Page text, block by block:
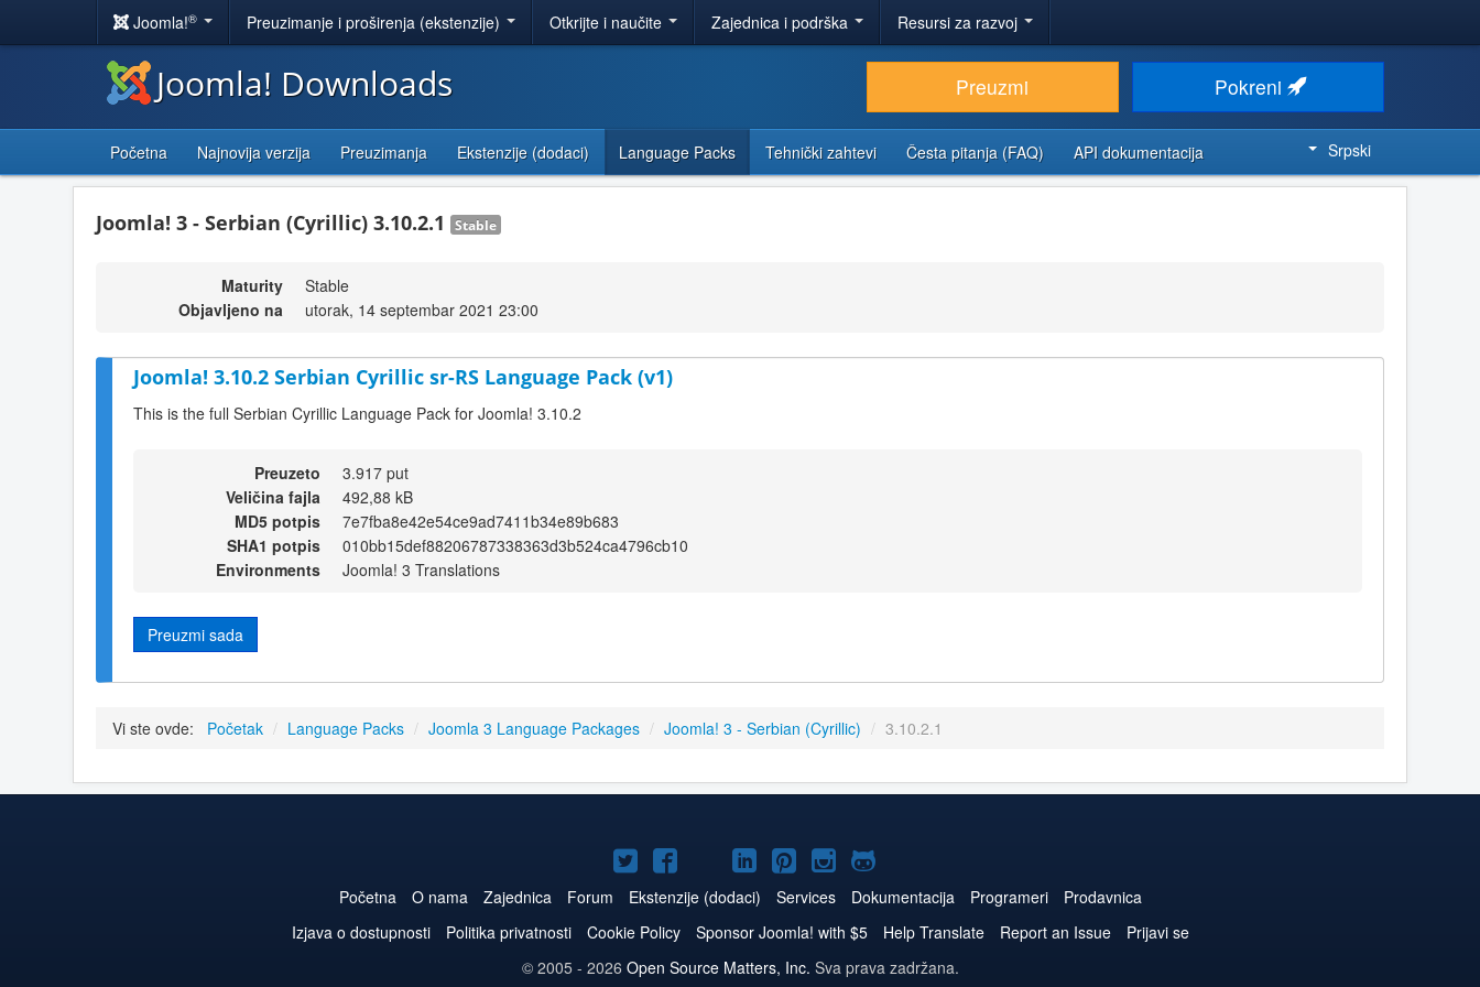
Joomla!® Preuzimanje i proširenja (ekstenzije) Otkrijte i naučite Zajednica i podrška Resursi za razvoj
Joomla! Downloads Preuzmi Pokreni
Početna Najnovija verzija Preuzimanja Ekstenzije (dodaci) Language Packs Tehnički zahtevi Česta pitanja (FAQ) API dokumentacija Srpski
Joomla! 3 - Serbian (Cyrillic) 3.10.2.1 Stable
Maturity
Stable
Objavljeno na
utorak, 14 septembar 2021 23:00
Joomla! 3.10.2 Serbian Cyrillic sr-RS Language Pack (v1)
This is the full Serbian Cyrillic Language Pack for Joomla! 3.10.2
Preuzeto
3.917 put
Veličina fajla
492,88 kB
MD5 potpis
7e7fba8e42e54ce9ad7411b34e89b683
SHA1 potpis
010bb15def88206787338363d3b524ca4796cb10
Environments
Joomla! 3 Translations
Preuzmi sada
Vi ste ovde: Početak / Language Packs / Joomla 3 Language Packages / Joomla! 3 - Serbian (Cyrillic) / 3.10.2.1
Joomla!
na
Twitteru
Joomla!
na
Facebooku
Joomla!
na
YouTube
Joomla!
naLinkedIn
Joomla!
na
Pinterest
Joomla!
na
Instagram
Joomla!
na
GitHub
Početna O nama Zajednica Forum Ekstenzije (dodaci) Services Dokumentacija Programeri
Prodavnica
Izjava o dostupnosti
Politika privatnosti Cookie Policy Sponsor Joomla! with $5 Help Translate Report an Issue
Prijavi se
© 2005 - 2026 Open Source Matters, Inc. Sva prava zadržana.